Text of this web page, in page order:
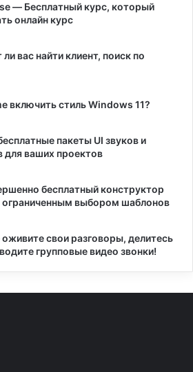
— Бесплатный курс, который
онлайн курс
вас найти клиент, поиск по
включить стиль Windows 11?
пакеты UI звуков и
для ваших проектов
бесплатный конструктор
ограниченным выбором шаблонов
свои разговоры, делитесь
групповые видео звонки!